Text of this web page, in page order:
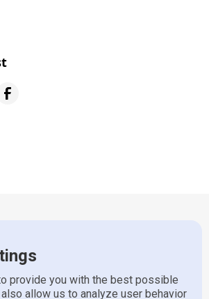
provide you with the best possible
allow us to analyze user behavior